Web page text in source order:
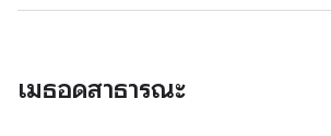
เมธอดสาธารณะ